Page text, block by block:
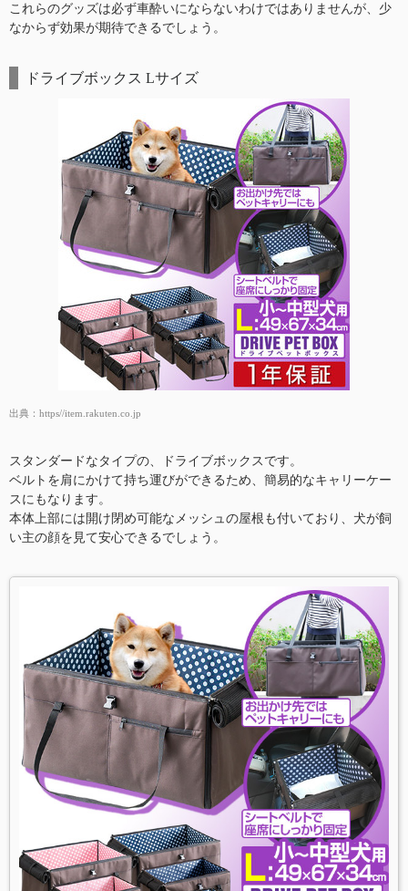
これらのグッズは必ず車酔いにならないわけではありませんが、少
なからず効果が期待できるでしょう。
ドライブボックス Lサイズ
出典： https//item.rakuten.co.jp
スタンダードなタイプの、ドライブボックスです。
ベルトを肩にかけて持ち運びができるため、簡易的なキャリーケー
スにもなります。
本体上部には開け閉め可能なメッシュの屋根も付いており、犬が飼
い主の顔を見て安心できるでしょう。